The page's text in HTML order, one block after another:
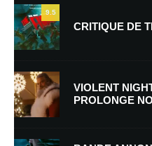
Nom*
E-mail *
9.5
CRITIQUE DE
VIOLENT
PROLONGE